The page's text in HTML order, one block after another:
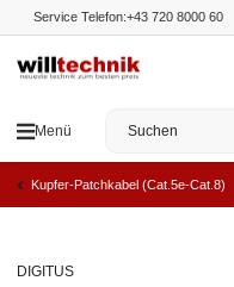
Service Telefon:+43 720 8000 60
Menü
Kupfer-Patchkabel (Cat.5e-Cat.8)
DIGITUS